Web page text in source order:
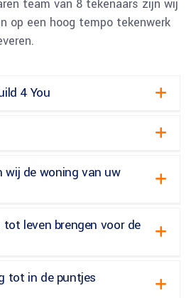
team van 8 tekenaars zijn wij
op een hoog tempo tekenwerk
4 You
wij de woning van uw
tot leven brengen voor de
tot in de puntjes